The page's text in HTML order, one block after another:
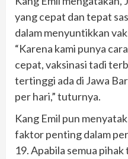
yang cepat dan tepat
dalam menyuntikkan
“Karena kami punya
cepat, vaksinasi tadi
tertinggi ada di Jawa
per hari,” tuturnya.
Kang Emil pun
faktor penting dalam
19. Apabila semua